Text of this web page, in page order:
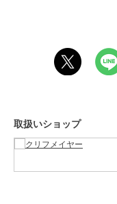
遮熱性試験で48％以上を
紫外線遮蔽率も90～98
生地の厚さ：普通
透け感：なし
取扱いショップ